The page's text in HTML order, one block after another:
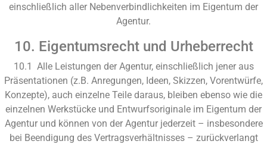
einschließlich aller Nebenverbindlichkeiten im Eigentum der
Agentur.
10. Eigentumsrecht und Urheberrecht
10.1 Alle Leistungen der Agentur, einschließlich jener aus
Präsentationen (z.B. Anregungen, Ideen, Skizzen, Vorentwürfe,
Konzepte), auch einzelne Teile daraus, bleiben ebenso wie die
einzelnen Werkstücke und Entwurfsoriginale im Eigentum der
Agentur und können von der Agentur jederzeit – insbesondere
bei Beendigung des Vertragsverhältnisses – zurückverlangt